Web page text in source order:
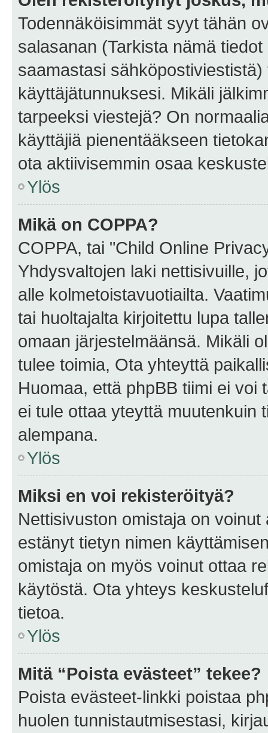
Todennäköisimmät syyt tähän
salasanan (Tarkista nämä
saamastasi
käyttäjätunnuksesi. Mikäli
tarpeeksi viestejä? On
käyttäjiä pienentääkseen
ota aktiivisemmin osaa
Ylös
Mikä on COPPA?
COPPA, tai "Child Online
Yhdysvaltojen laki nettisivuille,
alle kolmetoistavuotiailta.
tai huoltajalta kirjoitettu lupa
omaan järjestelmäänsä. Mikäli
tulee toimia, Ota yhteyttä
Huomaa, että phpBB tiimi ei
ei tule ottaa yteyttä muutenkuin
alempana.
Ylös
Miksi en voi rekisteröityä?
Nettisivuston omistaja on
estänyt tietyn nimen
omistaja on myös voinut ottaa
käytöstä. Ota yhteys
tietoa.
Ylös
Mitä “Poista evästeet” tekee?
Poista evästeet-linkki poistaa
huolen tunnistautmisestasi,